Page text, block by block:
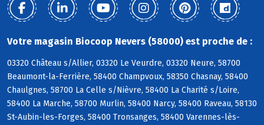
Votre magasin Biocoop Nevers (58000) est proche de :
03320 Château s/Allier, 03320 Le Veurdre, 03320 Neure, 58700
Beaumont-la-Ferrière, 58400 Champvoux, 58350 Chasnay, 58400
Chaulgnes, 58700 La Celle s/Nièvre, 58400 La Charité s/Loire,
58400 La Marche, 58700 Murlin, 58400 Narcy, 58400 Raveau, 58130
St-Aubin-les-Forges, 58400 Tronsanges, 58400 Varennes-lès-